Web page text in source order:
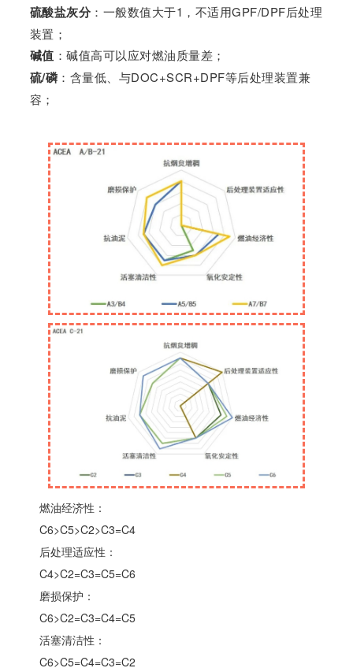
硫酸盐灰分：一般数值大于1，不适用GPF/DPF后处理
装置；
碱值 ：碱值高可以应对燃油质量差；
硫/磷 ：含量低、与DOC+SCR+DPF等后处理装置兼
容；
燃油经济性：
C6>C5>C2>C3=C4
后处理适应性：
C4>C2=C3=C5=C6
磨损保护：
C6>C2=C3=C4=C5
活塞清洁性：
C6>C5=C4=C3=C2